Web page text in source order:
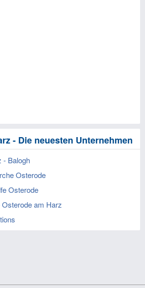
- Die neuesten Unternehmen
- Balogh
Osterode
Osterode
am Harz